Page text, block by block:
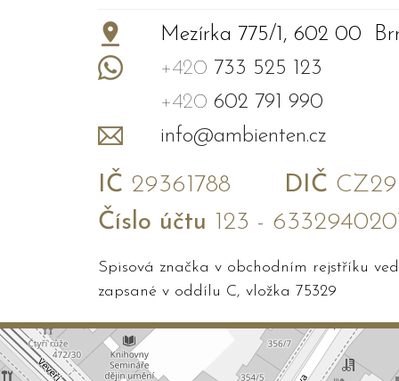
Mezírka 775/1, 602 00
+420 733 525 123
+420 602 791 990
info@ambienten.cz
IČ 29361788 DIČ
Číslo účtu 123 -
Spisová značka v obchodním rejstříku
zapsané v oddílu C, vložka 75329